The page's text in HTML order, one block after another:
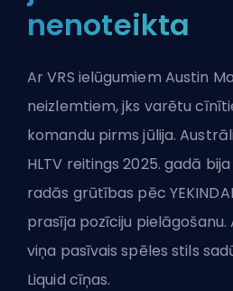
nenoteikta
Ar VRS ielūgumiem Austin
neizlemtiem, jks varētu
komandu pirms jūlija.
HLTV reitings 2025. gadā
radās grūtības pēc
prasīja pozīciju pielāgošanu.
viņa pasīvais spēles stils
Liquid cīņas.